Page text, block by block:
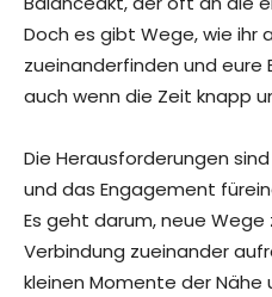
Doch es gibt Wege, wie ihr
zueinanderfinden und eure
auch wenn die Zeit knapp
Die Herausforderungen
und das Engagement
Es geht darum, neue Wege
Verbindung zueinander
kleinen Momente der Nähe